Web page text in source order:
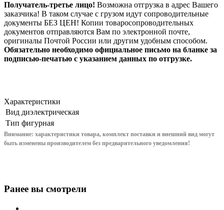
Получатель-третье лицо! Возможна отгрузка в адрес Вашего
заказчика! В таком случае с грузом идут сопроводительные
документы БЕЗ ЦЕН! Копии товаросопроводительных
документов отправляются Вам по электронной почте,
оригиналы Почтой России или другим удобным способом.
Обязательно необходимо официальное письмо на бланке за
подписью-печатью с указанием данных по отгрузке.
Характеристики
Вид диэлектрическая
Тип фигурная
Внимание: характеристики товара, комплект поставки и внешний вид могут
быть изменены производителем без предварительного уведомления!
Ранее вы смотрели